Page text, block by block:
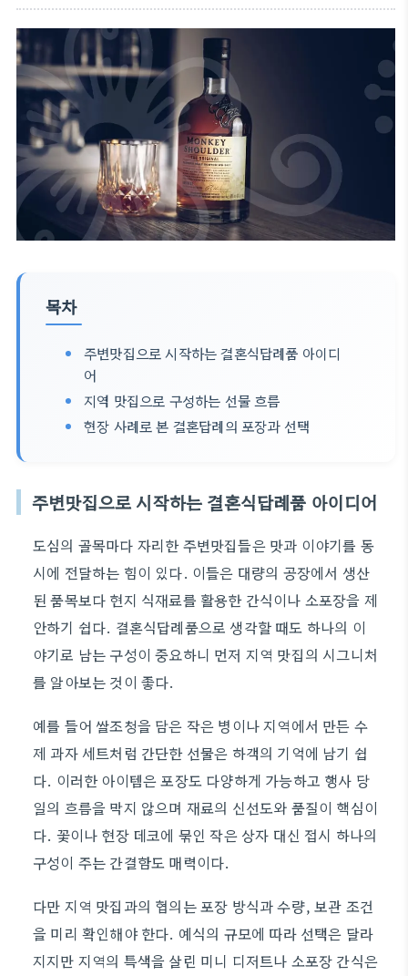
목차
주변맛집으로 시작하는 결혼식답례품 아이디
어
지역 맛집으로 구성하는 선물 흐름
현장 사례로 본 결혼답례의 포장과 선택
주변맛집으로 시작하는 결혼식답례품 아이디어
도심의 골목마다 자리한 주변맛집들은 맛과 이야기를 동
시에 전달하는 힘이 있다. 이들은 대량의 공장에서 생산
된 품목보다 현지 식재료를 활용한 간식이나 소포장을 제
안하기 쉽다. 결혼식답례품으로 생각할 때도 하나의 이
야기로 남는 구성이 중요하니 먼저 지역 맛집의 시그니처
를 알아보는 것이 좋다.
예를 들어 쌀조청을 담은 작은 병이나 지역에서 만든 수
제 과자 세트처럼 간단한 선물은 하객의 기억에 남기 쉽
다. 이러한 아이템은 포장도 다양하게 가능하고 행사 당
일의 흐름을 막지 않으며 재료의 신선도와 품질이 핵심이
다. 꽃이나 현장 데코에 묶인 작은 상자 대신 접시 하나의
구성이 주는 간결함도 매력이다.
다만 지역 맛집과의 협의는 포장 방식과 수량, 보관 조건
을 미리 확인해야 한다. 예식의 규모에 따라 선택은 달라
지지만 지역의 특색을 살린 미니 디저트나 소포장 간식은